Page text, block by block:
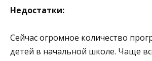
Недостатки:
Сейчас огромное количество
детей в начальной школе. Чаще